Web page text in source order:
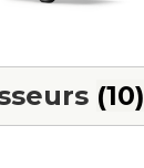
(10)